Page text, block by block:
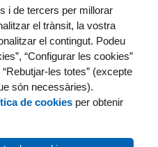
i de tercers per millorar
el trànsit, la vostra
el contingut. Podeu
“Configurar les cookies”
les totes” (excepte
són necessàries).
de cookies per obtenir